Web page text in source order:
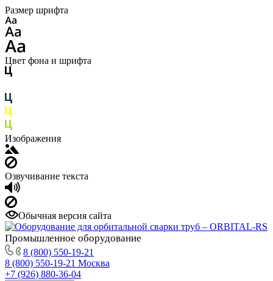
Размер шрифта
Цвет фона и шрифта
Изображения
Озвучивание текста
Обычная версия сайта
Промышленное оборудование
8 (800) 550-19-21
8 (800) 550-19-21 Москва
+7 (926) 880-36-04